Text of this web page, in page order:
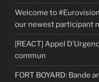
Welcome to
our newest participant
[REACT] Appel
commun
FORT BOYARD: Bande